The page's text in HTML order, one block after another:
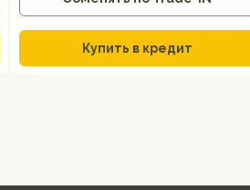
Купить в кредит